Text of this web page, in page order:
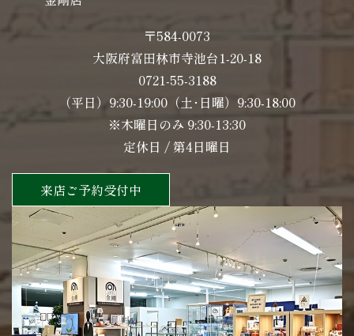
〒584-0073
大阪府富田林市寺池台1-20-18
0721-55-3188
（平日）9:30-19:00（土･日曜）9:30-18:00
※木曜日のみ 9:30-13:30
定休日 / 第4日曜日
来店ご予約受付中